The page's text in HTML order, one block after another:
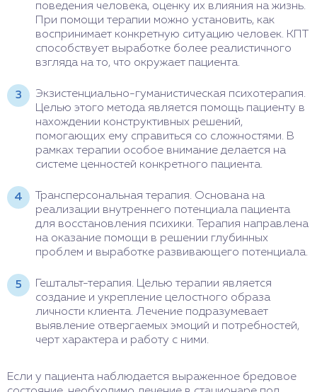
поведения человека, оценку их влияния на жизнь.
При помощи терапии можно установить, как
воспринимает конкретную ситуацию человек. КПТ
способствует выработке более реалистичного
взгляда на то, что окружает пациента.
Экзистенциально-гуманистическая психотерапия.
Целью этого метода является помощь пациенту в
нахождении конструктивных решений,
помогающих ему справиться со сложностями. В
рамках терапии особое внимание делается на
системе ценностей конкретного пациента.
Трансперсональная терапия. Основана на
реализации внутреннего потенциала пациента
для восстановления психики. Терапия направлена
на оказание помощи в решении глубинных
проблем и выработке развивающего потенциала.
Гештальт-терапия. Целью терапии является
создание и укрепление целостного образа
личности клиента. Лечение подразумевает
выявление отвергаемых эмоций и потребностей,
черт характера и работу с ними.
Если у пациента наблюдается выраженное бредовое